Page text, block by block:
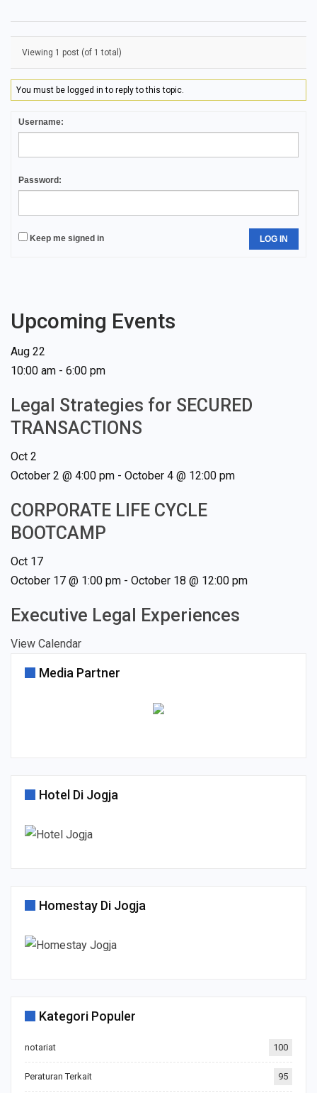
Viewing 1 post (of 1 total)
You must be logged in to reply to this topic.
Username:
Password:
Keep me signed in LOG IN
Upcoming Events
Aug 22
10:00 am - 6:00 pm
Legal Strategies for SECURED
TRANSACTIONS
Oct 2
October 2 @ 4:00 pm - October 4 @ 12:00 pm
CORPORATE LIFE CYCLE
BOOTCAMP
Oct 17
October 17 @ 1:00 pm - October 18 @ 12:00 pm
Executive Legal Experiences
View Calendar
Media Partner
Hotel Di Jogja
Homestay Di Jogja
Kategori Populer
notariat 100
Peraturan Terkait 95